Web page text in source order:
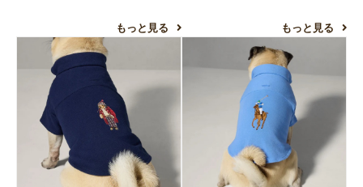
もっと見る もっと見る